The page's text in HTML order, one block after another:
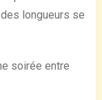
longueurs se
soirée entre